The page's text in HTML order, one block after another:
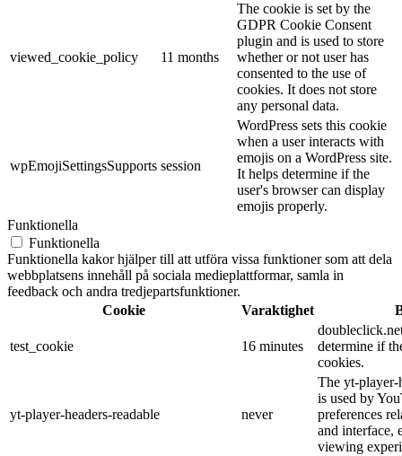
viewed_cookie_policy 11 months
The cookie is set by the
GDPR Cookie Consent
plugin and is used to store
whether or not user has
consented to the use of
cookies. It does not store
any personal data.
wpEmojiSettingsSupports session
WordPress sets this cookie
when a user interacts with
emojis on a WordPress site.
It helps determine if the
user's browser can display
emojis properly.
Funktionella
Funktionella
Funktionella kakor hjälper till att utföra vissa funktioner som att dela
webbplatsens innehåll på sociala medieplattformar, samla in
feedback och andra tredjepartsfunktioner.
Cookie
Varaktighet
test_cookie 16 minutes
determine if
cookies.
yt-player-headers-readable never
The yt-player-
is used by
preferences
and interface,
viewing